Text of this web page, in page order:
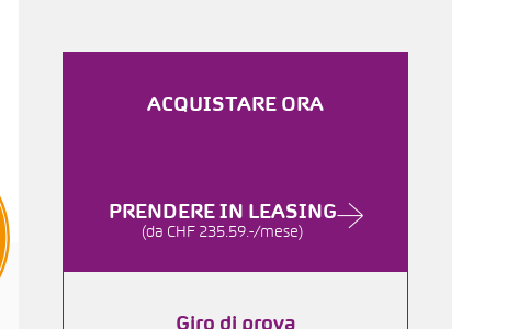
ACQUISTARE ORA
PRENDERE IN LEASING
(da CHF 235.59.-/mese)
Giro di prova